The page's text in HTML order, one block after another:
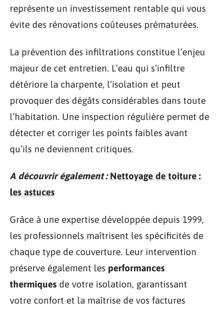
représente un investissement rentable qui vous
évite des rénovations coûteuses prématurées.
La prévention des infiltrations constitue l’enjeu
majeur de cet entretien. L’eau qui s’infiltre
détériore la charpente, l’isolation et peut
provoquer des dégâts considérables dans toute
l’habitation. Une inspection régulière permet de
détecter et corriger les points faibles avant
qu’ils ne deviennent critiques.
A découvrir également : Nettoyage de toiture :
les astuces
Grâce à une expertise développée depuis 1999,
les professionnels maîtrisent les spécificités de
chaque type de couverture. Leur intervention
préserve également les performances
thermiques de votre isolation, garantissant
votre confort et la maîtrise de vos factures